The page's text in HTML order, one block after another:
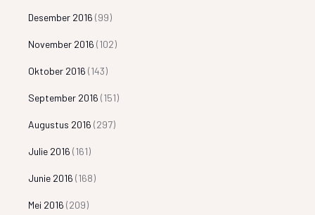
Desember 2016 (99)
November 2016 (102)
Oktober 2016 (143)
September 2016 (151)
Augustus 2016 (297)
Julie 2016 (161)
Junie 2016 (168)
Mei 2016 (209)